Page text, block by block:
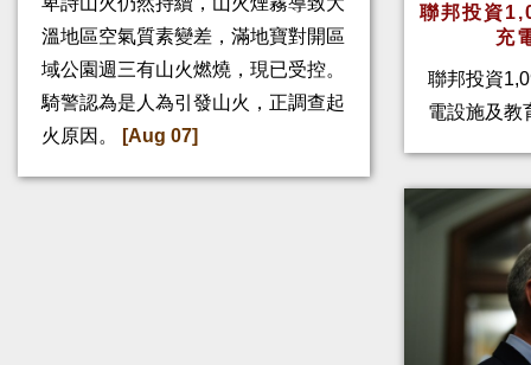
溫地區空氣質素變差，滿地寶對開區
域公園週三有山火燃燒，現已受控。
騎警認為是人為引發山火，正調查起
火原因。
[Aug 07]
聯邦投資
充
聯邦投資
電設施及教